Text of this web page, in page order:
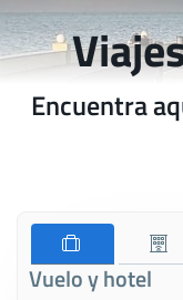
Encuentra
Vuelo y hotel